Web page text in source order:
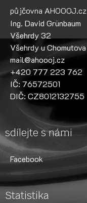
půjčovna AHOOOJ.cz
Ing. David Grünbaum
Všehrdy 32
Všehrdy u Chomutova
mail@ahoooj.cz
+420 777 223 762
IČ: 76572501
DIČ: CZ8012132755
sdílejte s námi
Facebook
Statistika